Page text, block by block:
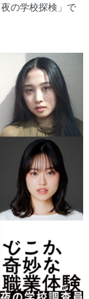
の学校探検」で